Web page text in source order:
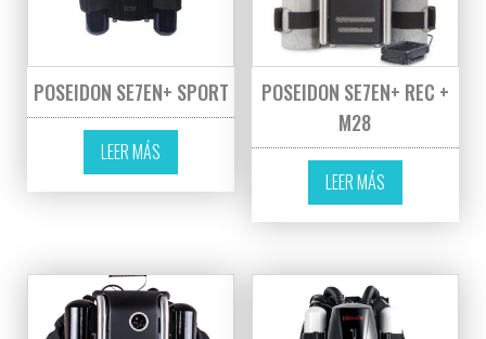
POSEIDON SE7EN+ SPORT
LEER MÁS
POSEIDON SE7EN+ REC +
M28
LEER MÁS